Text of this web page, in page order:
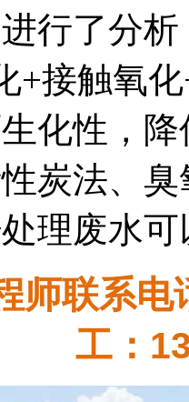
行了分
+接触氧
化性，
性炭法、
理废水
师联系
工：